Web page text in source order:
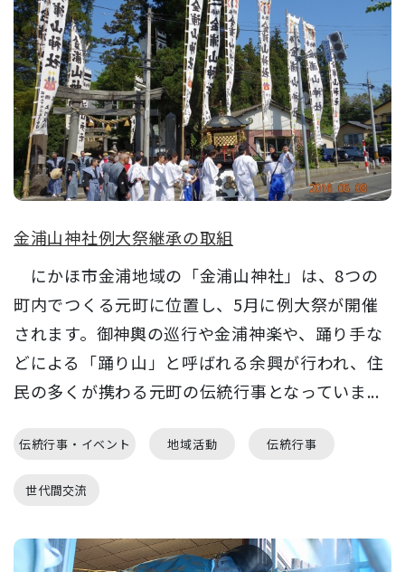
金浦山神社例大祭継承の取組
にかほ市金浦地域の「金浦山神社」は、8つの
町内でつくる元町に位置し、5月に例大祭が開催
されます。御神輿の巡行や金浦神楽や、踊り手な
どによる「踊り山」と呼ばれる余興が行われ、住
民の多くが携わる元町の伝統行事となっていま...
伝統行事・イベント 地域活動 伝統行事
世代間交流